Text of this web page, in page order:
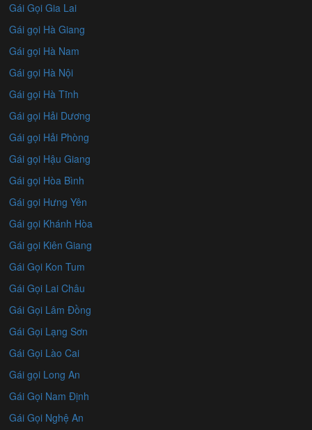
Gái Gọi Gia Lai
Gái gọi Hà Giang
Gái gọi Hà Nam
Gái gọi Hà Nội
Gái gọi Hà Tĩnh
Gái gọi Hải Dương
Gái gọi Hải Phòng
Gái gọi Hậu Giang
Gái gọi Hòa Bình
Gái gọi Hưng Yên
Gái gọi Khánh Hòa
Gái gọi Kiên Giang
Gái Gọi Kon Tum
Gái Gọi Lai Châu
Gái Gọi Lâm Đồng
Gái Gọi Lạng Sơn
Gái Gọi Lào Cai
Gái gọi Long An
Gái Gọi Nam Định
Gái Gọi Nghệ An